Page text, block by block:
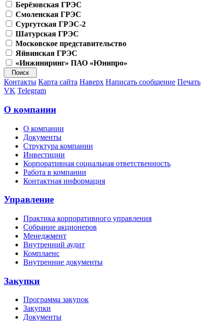
Берёзовская ГРЭС
Смоленская ГРЭС
Сургутская ГРЭС-2
Шатурская ГРЭС
Московское представительство
Яйвинская ГРЭС
«Инжиниринг» ПАО «Юнипро»
Контакты Карта сайта Наверх Написать сообщение Печать
VK Telegram
О компании
О компании
Документы
Структура компании
Инвестиции
Корпоративная социальная ответственность
Работа в компании
Контактная информация
Управление
Практика корпоративного управления
Собрание акционеров
Менеджмент
Внутренний аудит
Комплаенс
Внутренние документы
Закупки
Программа закупок
Закупки
Документы